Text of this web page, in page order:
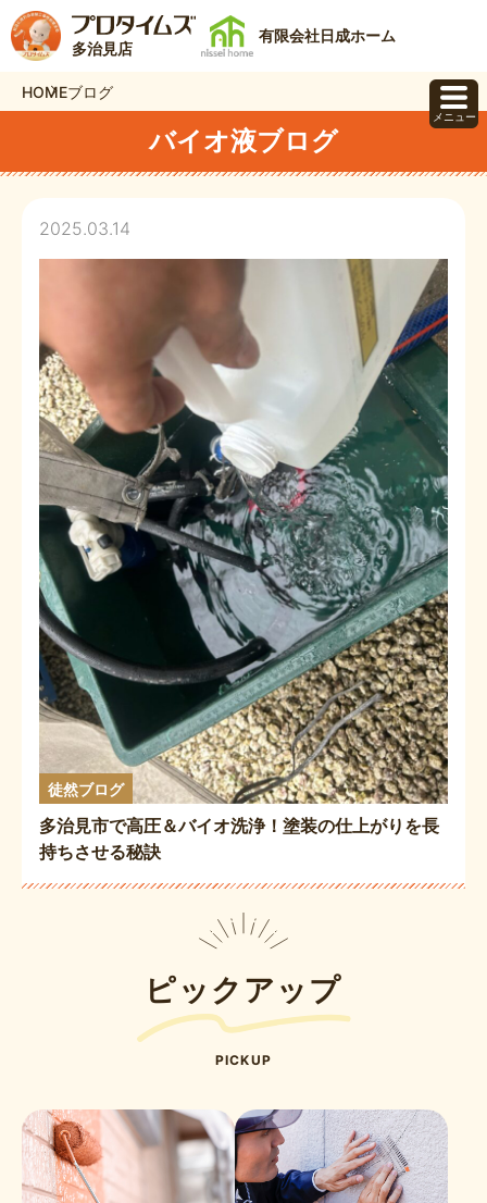
多治見店
有限会社日成ホーム
HOMEブログ
バイオ液ブログ
2025.03.14
徒然ブログ
多治見市で高圧＆バイオ洗浄！塗装の仕上がりを長
持ちさせる秘訣
ピックアップ
PICKUP
メニュー